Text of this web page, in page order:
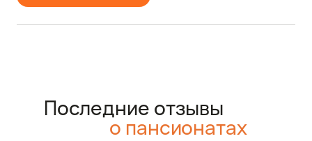
Последние отзывы
о пансионатах